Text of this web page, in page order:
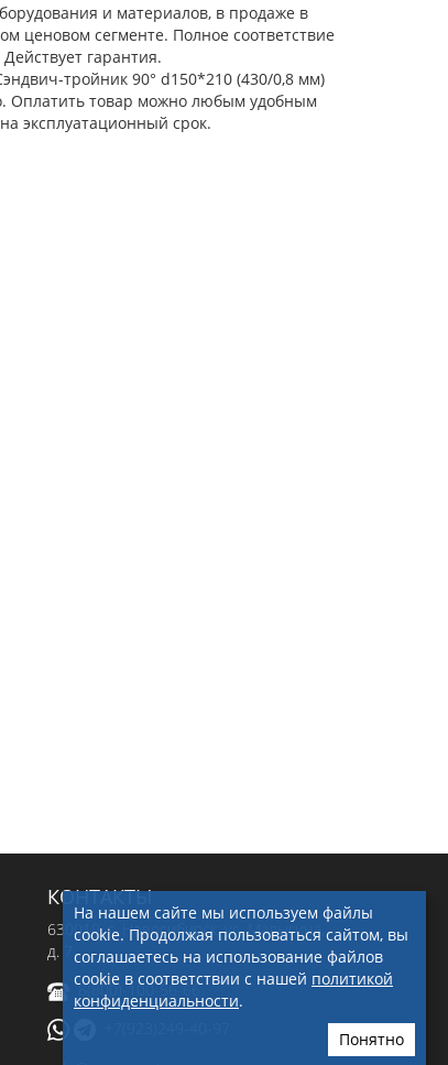
и материалов, в продаже в
ценовом сегменте. Полное соответствие
гарантия.
тройник 90° d150*210 (430/0,8 мм)
Оплатить товар можно любым удобным
эксплуатационный срок.
КОНТАКТЫ
630019, г. Новосибирск ,ул. Малыгина,
д. 7
8(800)-100-56-66
На нашем сайте мы используем файлы
cookie. Продолжая пользоваться сайтом, вы
соглашаетесь на использование файлов
cookie в соответствии с нашей политикой
конфиденциальности.
Понятно